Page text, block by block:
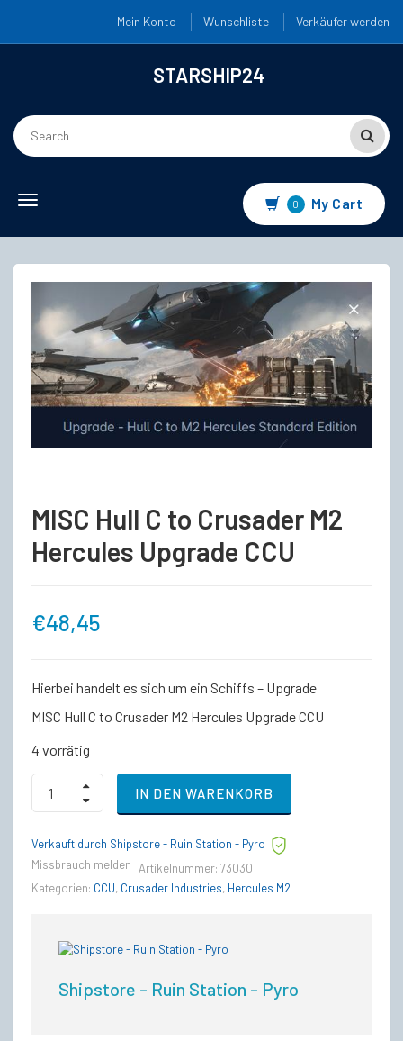
Mein Konto Wunschliste Verkäufer werden
STARSHIP24
Toggle
0 My Cart
MISC Hull C to Crusader M2
Hercules Upgrade CCU
€48,45
Hierbei handelt es sich um ein Schiffs – Upgrade
MISC Hull C to Crusader M2 Hercules Upgrade CCU
4 vorrätig
MISC
Hull
C
Crusader
M2
Upgrade
IN DEN WARENKORB
Verkauft durch Shipstore - Ruin Station - Pyro
Missbrauch melden Artikelnummer: 73030
Kategorien: CCU, Crusader Industries, Hercules M2
Shipstore - Ruin Station - Pyro